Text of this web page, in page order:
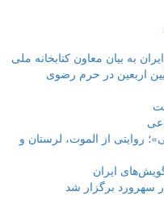
به بیان معاون کتابخانه ملی
اربعین در حرم رضوی
روایتی از الموت، لرستان و
ایران
سهرورد برگزار شد